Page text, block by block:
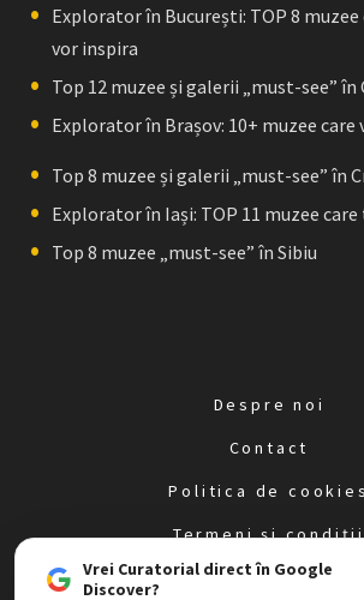
Explorator în București: TOP 8 muzee
vor inspira
Top 12 muzee și galerii „must-see” în
Explorator în Brașov: 10+ muzee care
Top 8 muzee și galerii „must-see” în
Explorator în Iași: TOP 11 muzee
Top 8 muzee „must-see” în Sibiu
Despre noi
Contact
Politica de cookies
Termeni și
Politica de
Vrei Curatorial direct în Google
Discover?